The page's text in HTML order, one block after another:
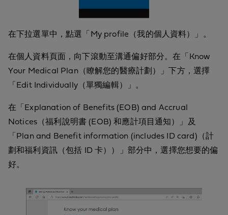
在下拉選單中，點選「My profile（我的個人資料）」。
在個人資料頁面，向下滾動至溝通偏好部分。在「Know
Your Medical Plan（瞭解您的醫療計劃）」下方，選擇
「Edit Individually（單獨編輯）」。
在「Explanation of Benefits (EOB) and Accrual
Notices（福利說明書 (EOB) 和應計項目通知）」及
「Plan and Benefit information (includes ID card)（計
劃和福利資訊（包括 ID 卡））」部分中，選擇您想要的偏
好。